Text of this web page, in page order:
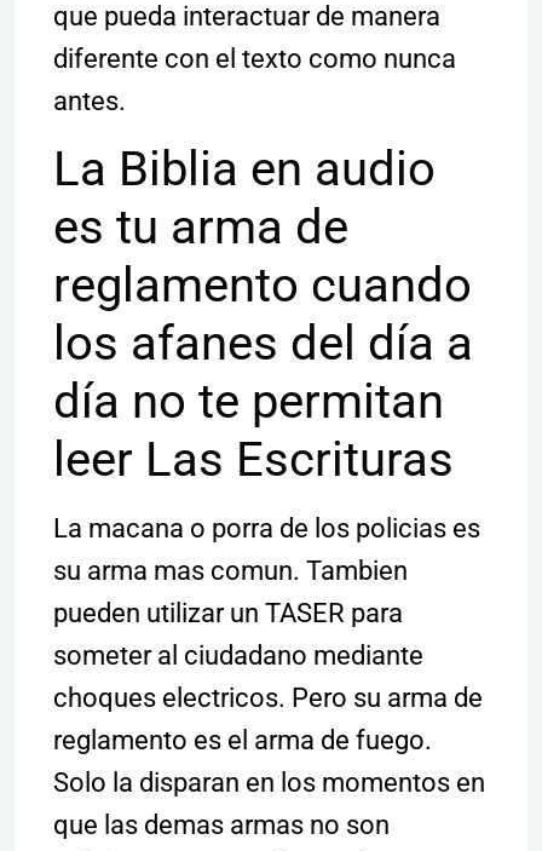
que pueda interactuar de manera
diferente con el texto como nunca
antes.
La Biblia en audio
es tu arma de
reglamento cuando
los afanes del día a
día no te permitan
leer Las Escrituras
La macana o porra de los policias es
su arma mas comun. Tambien
pueden utilizar un TASER para
someter al ciudadano mediante
choques electricos. Pero su arma de
reglamento es el arma de fuego.
Solo la disparan en los momentos en
que las demas armas no son